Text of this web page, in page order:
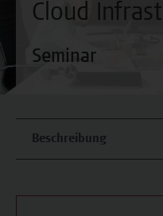
Cloud
Seminar
Beschreibung